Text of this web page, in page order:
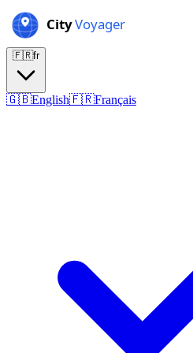
🇫🇷fr
🇬🇧English🇫🇷Français